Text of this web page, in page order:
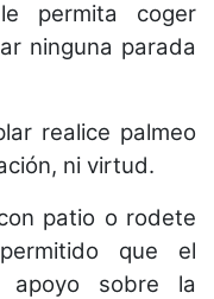
permita coger
ninguna parada
realice palmeo
ni virtud.
patio o rodete
que el
apoyo sobre la